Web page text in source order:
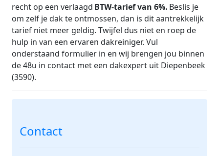
recht op een verlaagd BTW-tarief van 6%. Beslis je
om zelf je dak te ontmossen, dan is dit aantrekkelijk
tarief niet meer geldig. Twijfel dus niet en roep de
hulp in van een ervaren dakreiniger. Vul
onderstaand formulier in en wij brengen jou binnen
de 48u in contact met een dakexpert uit Diepenbeek
(3590).
Contact